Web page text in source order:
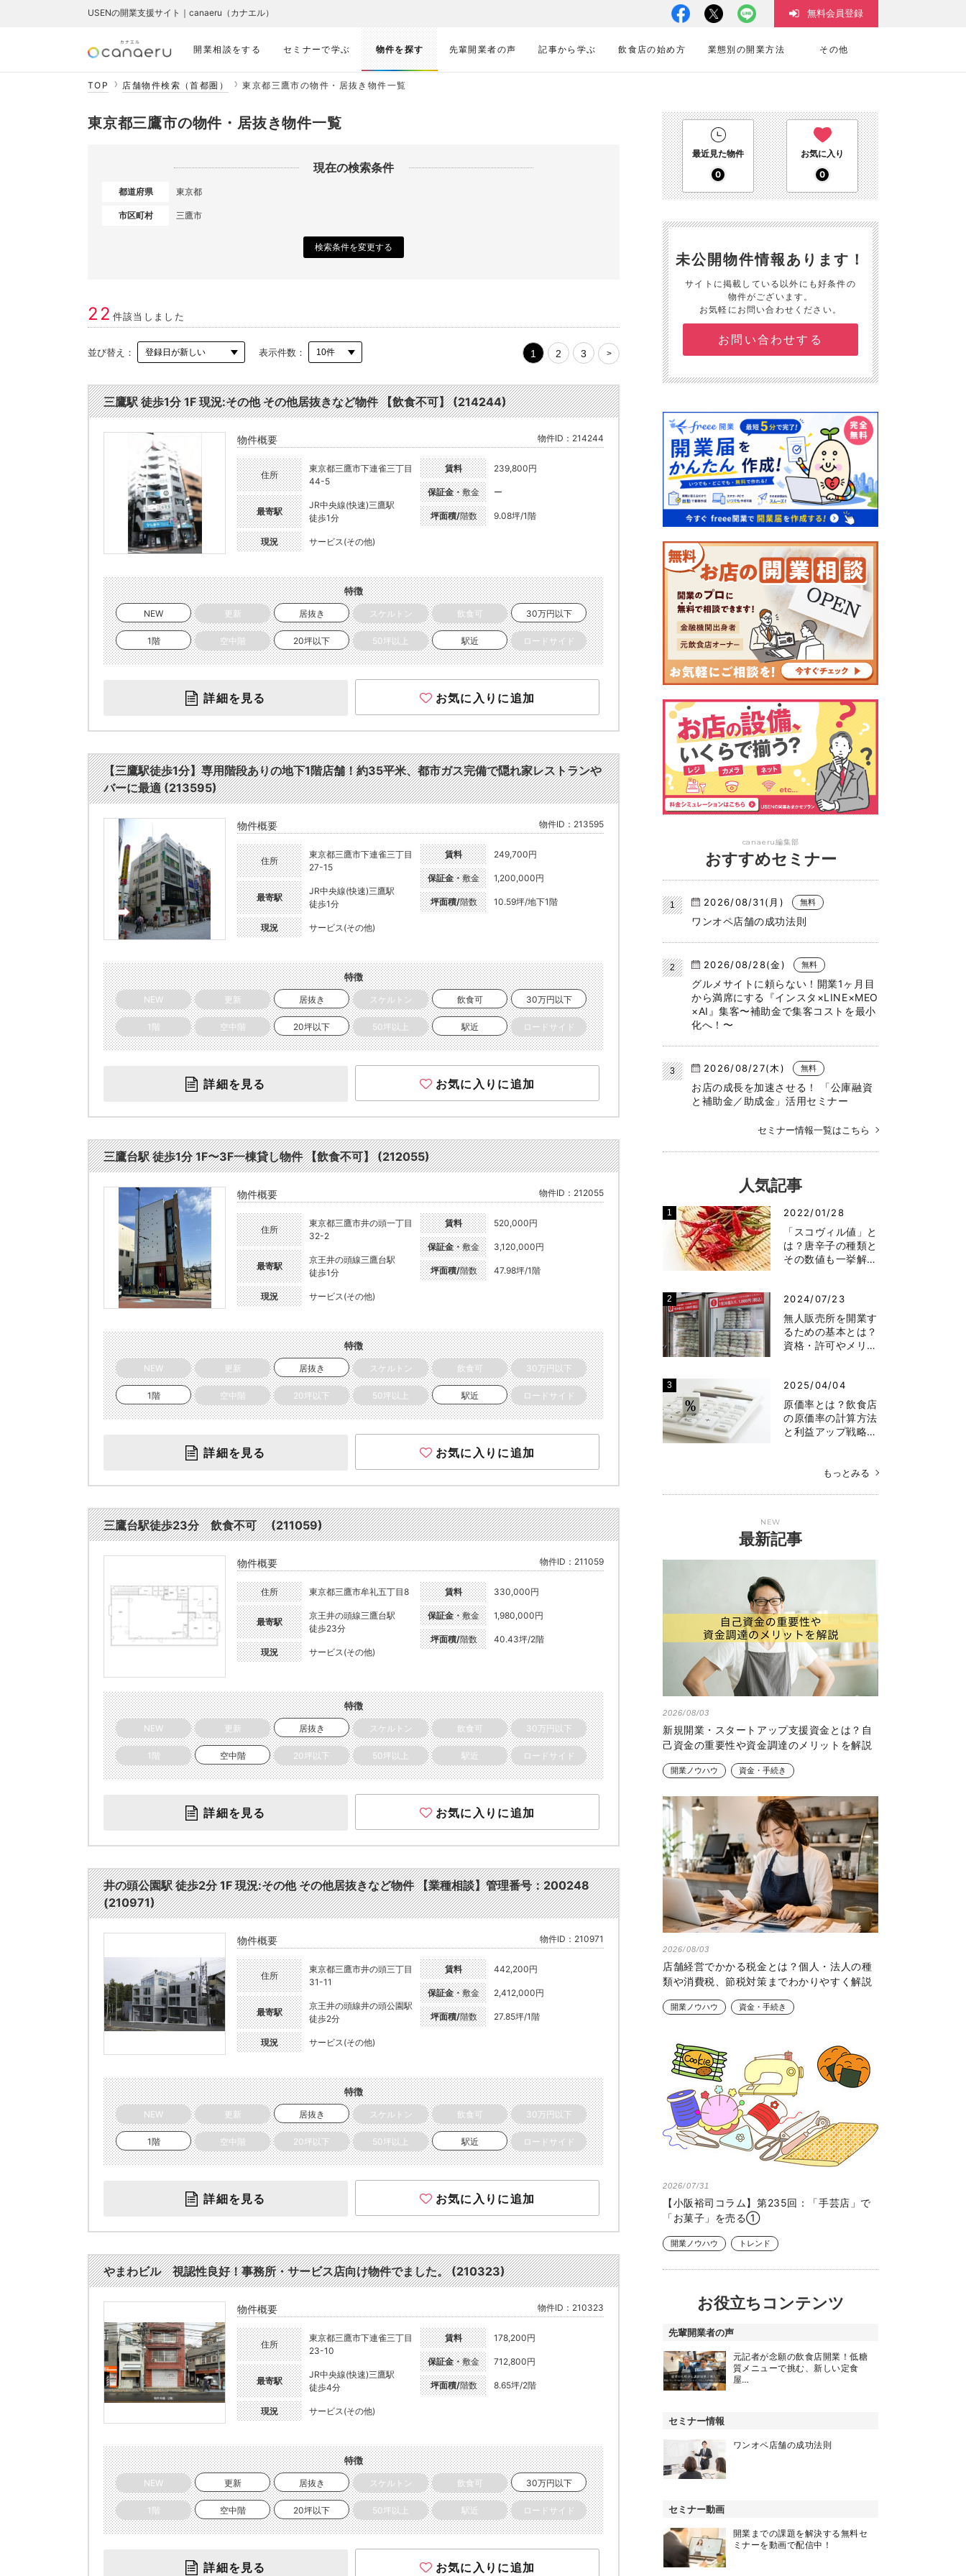
開業相談をする セミナーで学ぶ 物件を探す 先輩開業者の声 記事から学ぶ 飲食店の始め方 業態別の開業方法 その他
USENの開業支援サイト｜canaeru（カナエル） 無料会員登録
TOP 店舗物件検索（首都圏） 東京都三鷹市の物件・居抜き物件一覧
東京都三鷹市の物件・居抜き物件一覧
現在の検索条件
都道府県 東京都
市区町村 三鷹市
検索条件を変更する
22 件該当しました
並び替え： 表示件数： 1 2 3 >
三鷹駅 徒歩1分 1F 現況:その他 その他居抜きなど物件 【飲食不可】 (214244)
物件概要 物件ID：214244
住所
東京都三鷹市下連雀三丁目
44-5
最寄駅
JR中央線(快速)三鷹駅
徒歩1分
現況 サービス(その他)
賃料 239,800円
保証金・敷金 ー
坪面積/階数 9.08坪/1階
特徴
NEW 更新 居抜き スケルトン 飲食可 30万円以下
1階 空中階 20坪以下 50坪以上 駅近 ロードサイド
詳細を見る お気に入りに追加
【三鷹駅徒歩1分】専用階段ありの地下1階店舗！約35平米、都市ガス完備で隠れ家レストランや
バーに最適 (213595)
物件概要 物件ID：213595
住所
東京都三鷹市下連雀三丁目
27-15
最寄駅
JR中央線(快速)三鷹駅
徒歩1分
現況 サービス(その他)
賃料 249,700円
保証金・敷金 1,200,000円
坪面積/階数 10.59坪/地下1階
特徴
NEW 更新 居抜き スケルトン 飲食可 30万円以下
1階 空中階 20坪以下 50坪以上 駅近 ロードサイド
詳細を見る お気に入りに追加
三鷹台駅 徒歩1分 1F〜3F一棟貸し物件 【飲食不可】 (212055)
物件概要 物件ID：212055
住所
東京都三鷹市井の頭一丁目
32-2
最寄駅
京王井の頭線三鷹台駅
徒歩1分
現況 サービス(その他)
賃料 520,000円
保証金・敷金 3,120,000円
坪面積/階数 47.98坪/1階
特徴
NEW 更新 居抜き スケルトン 飲食可 30万円以下
1階 空中階 20坪以下 50坪以上 駅近 ロードサイド
詳細を見る お気に入りに追加
三鷹台駅徒歩23分 飲食不可 (211059)
物件概要 物件ID：211059
住所 東京都三鷹市牟礼五丁目8
最寄駅
京王井の頭線三鷹台駅
徒歩23分
現況 サービス(その他)
賃料 330,000円
保証金・敷金 1,980,000円
坪面積/階数 40.43坪/2階
特徴
NEW 更新 居抜き スケルトン 飲食可 30万円以下
1階 空中階 20坪以下 50坪以上 駅近 ロードサイド
詳細を見る お気に入りに追加
井の頭公園駅 徒歩2分 1F 現況:その他 その他居抜きなど物件 【業種相談】管理番号：200248
(210971)
物件概要 物件ID：210971
住所
東京都三鷹市井の頭三丁目
31-11
最寄駅
京王井の頭線井の頭公園駅
徒歩2分
現況 サービス(その他)
賃料 442,200円
保証金・敷金 2,412,000円
坪面積/階数 27.85坪/1階
特徴
NEW 更新 居抜き スケルトン 飲食可 30万円以下
1階 空中階 20坪以下 50坪以上 駅近 ロードサイド
詳細を見る お気に入りに追加
やまわビル 視認性良好！事務所・サービス店向け物件でました。 (210323)
物件概要 物件ID：210323
住所
東京都三鷹市下連雀三丁目
23-10
最寄駅
JR中央線(快速)三鷹駅
徒歩4分
現況 サービス(その他)
賃料 178,200円
保証金・敷金 712,800円
坪面積/階数 8.65坪/2階
特徴
NEW 更新 居抜き スケルトン 飲食可 30万円以下
1階 空中階 20坪以下 50坪以上 駅近 ロードサイド
詳細を見る お気に入りに追加
最近見た物件
0
お気に入り
0
未公開物件情報あります！
サイトに掲載している以外にも好条件の
物件がございます。
お気軽にお問い合わせください。
お問い合わせする
canaeru編集部
おすすめセミナー
2026/08/31(月) 無料
ワンオペ店舗の成功法則
2026/08/28(金) 無料
グルメサイトに頼らない！開業1ヶ月目
から満席にする『インスタ×LINE×MEO
×AI』集客〜補助金で集客コストを最小
化へ！〜
2026/08/27(木) 無料
お店の成長を加速させる！ 「公庫融資
と補助金／助成金」活用セミナー
セミナー情報一覧はこちら
人気記事
2022/01/28
「スコヴィル値」と
は？唐辛子の種類と
その数値も一挙解…
2024/07/23
無人販売所を開業す
るための基本とは？
資格・許可やメリ…
2025/04/04
原価率とは？飲食店
の原価率の計算方法
と利益アップ戦略…
もっとみる
NEW
最新記事
2026/08/03
新規開業・スタートアップ支援資金とは？自
己資金の重要性や資金調達のメリットを解説
開業ノウハウ 資金・手続き
2026/08/03
店舗経営でかかる税金とは？個人・法人の種
類や消費税、節税対策までわかりやすく解説
開業ノウハウ 資金・手続き
2026/07/31
【小阪裕司コラム】第235回：「手芸店」で
「お菓子」を売る①
開業ノウハウ トレンド
お役立ちコンテンツ
先輩開業者の声
元記者が念願の飲食店開業！低糖
質メニューで挑む、新しい定食
屋…
セミナー情報
ワンオペ店舗の成功法則
セミナー動画
開業までの課題を解決する無料セ
ミナーを動画で配信中！